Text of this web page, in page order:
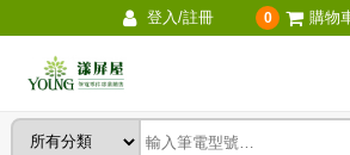
登入/註冊 0 購物